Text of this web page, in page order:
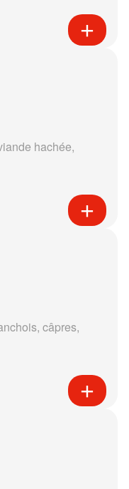
hachée,
câpres,